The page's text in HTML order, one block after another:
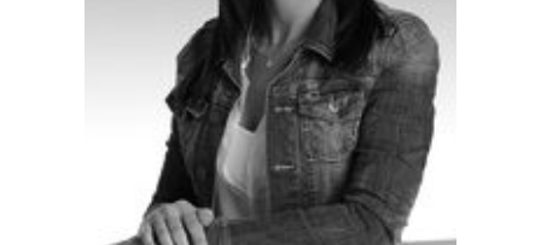
THEMEN
ANGEBOTE